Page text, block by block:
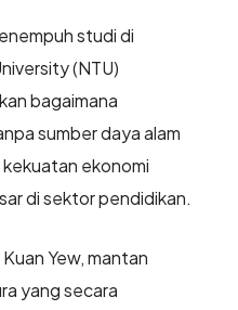
studi di
(NTU)
bagaimana
sumber daya alam
ekonomi
di sektor pendidikan.
Yew, mantan
yang secara